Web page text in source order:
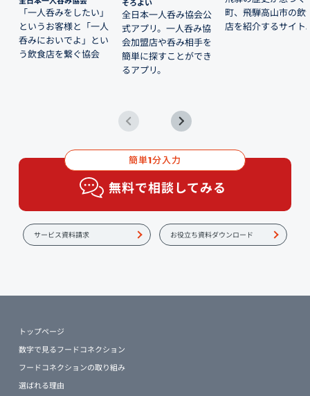
「一人呑みをしたい」
というお客様と「一人
呑みにおいでよ」とい
う飲食店を繋ぐ協会
そろよい
全日本一人呑み協会公
式アプリ。一人呑み協
会加盟店や呑み相手を
簡単に探すことができ
るアプリ。
町、飛騨高山市の飲
店を紹介するサイト
簡単1分入力
無料で相談してみる
サービス資料請求 お役立ち資料ダウンロード
トップページ
数字で見るフードコネクション
フードコネクションの取り組み
選ばれる理由